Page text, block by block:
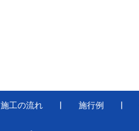
施工の流れ 施行例